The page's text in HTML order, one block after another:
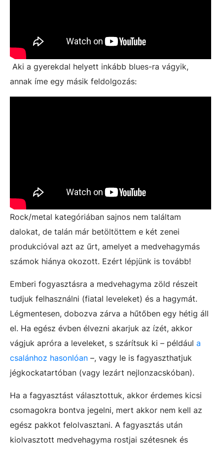
Aki a gyerekdal helyett inkább blues-ra vágyik,
annak íme egy másik feldolgozás:
Rock/metal kategóriában sajnos nem találtam
dalokat, de talán már betöltöttem e két zenei
produkcióval azt az űrt, amelyet a medvehagymás
számok hiánya okozott. Ezért lépjünk is tovább!
Emberi fogyasztásra a medvehagyma zöld részeit
tudjuk felhasználni (fiatal leveleket) és a hagymát.
Légmentesen, dobozva zárva a hűtőben egy hétig áll
el. Ha egész évben élvezni akarjuk az ízét, akkor
vágjuk apróra a leveleket, s szárítsuk ki – például a
csalánhoz hasonlóan –, vagy le is fagyaszthatjuk
jégkockatartóban (vagy lezárt nejlonzacskóban).
Ha a fagyasztást választottuk, akkor érdemes kicsi
csomagokra bontva jegelni, mert akkor nem kell az
egész pakkot felolvasztani. A fagyasztás után
kiolvasztott medvehagyma rostjai szétesnek és